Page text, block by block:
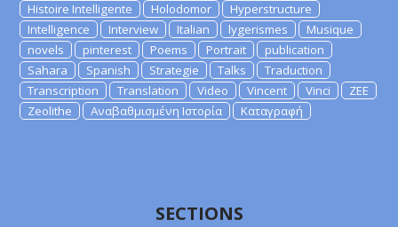
Histoire Intelligente
Holodomor
Hyperstructure
Intelligence
Interview Italian lygerismes
Musique
novels
pinterest Poems Portrait
publication
Sahara
Spanish Strategie Talks
Traduction
Transcription
Translation Video Vincent Vinci
ZEE
Zeolithe
Αναβαθμισμένη Ιστορία Καταγραφή
SECTIONS